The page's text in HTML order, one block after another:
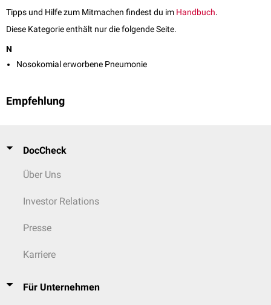
Tipps und Hilfe zum Mitmachen findest du im Handbuch.
Diese Kategorie enthält nur die folgende Seite.
N
Nosokomial erworbene Pneumonie
Empfehlung
DocCheck
Über Uns
Investor Relations
Presse
Karriere
Für Unternehmen